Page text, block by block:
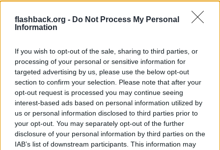
flashback.org - Do Not Process My Personal
Information
If you wish to opt-out of the sale, sharing to third parties, or
processing of your personal or sensitive information for
targeted advertising by us, please use the below opt-out
section to confirm your selection. Please note that after your
opt-out request is processed you may continue seeing
interest-based ads based on personal information utilized by
us or personal information disclosed to third parties prior to
your opt-out. You may separately opt-out of the further
disclosure of your personal information by third parties on the
IAB’s list of downstream participants. This information may
döden) i den futuristiska superstaden Mega City-1 i USA. De tidiga
serierna har satir och mörk humor i överflöd, läste den först i
är ett brittiskt förlag. Här måste man även nämna Judge Anderson
- Har alla fem album som getts ut med henne.
ABC Warriorsockså från 2000 AD är helt underbar, handlar om
robotar som utför "jobb" som är för farliga för människor.
Nemesis The Warlockockså från 2000 AD är en helt skruvad
serie om teknologi och magi. Nemesis är en varelse från en planet
i vår galax, människor har fått för sig att de måste utrota allt
utomjordiskt liv och Nemesis är den enda som kan stoppa dem,
typ. De första böckerna är riktigt bra, men sedan blev serien lite
väl skum, men fortfarande helt ok.